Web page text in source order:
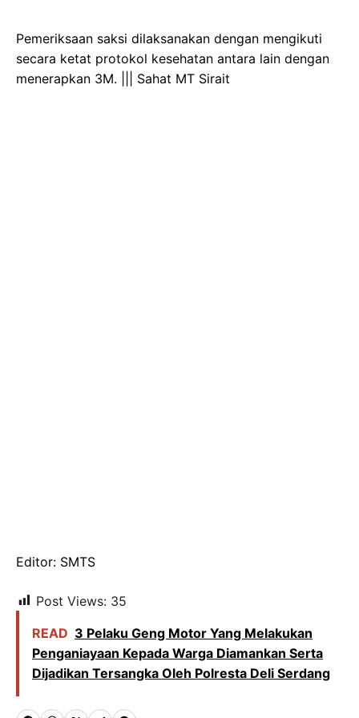
Pemeriksaan saksi dilaksanakan dengan mengikuti
secara ketat protokol kesehatan antara lain dengan
menerapkan 3M. ||| Sahat MT Sirait
Editor: SMTS
Post Views: 35
READ 3 Pelaku Geng Motor Yang Melakukan
Penganiayaan Kepada Warga Diamankan Serta
Dijadikan Tersangka Oleh Polresta Deli Serdang